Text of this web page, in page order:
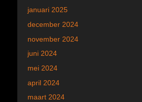
januari 2025
december 2024
november 2024
juni 2024
mei 2024
april 2024
maart 2024